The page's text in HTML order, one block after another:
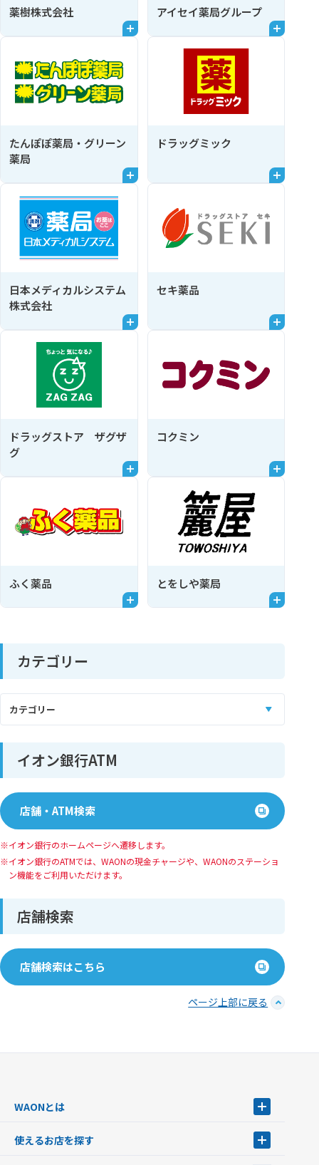
薬樹株式会社 アイセイ薬局グループ
たんぽぽ薬局・グリーン
薬局
ドラッグミック
日本メディカルシステム
株式会社
セキ薬品
ドラッグストア ザグザ
グ
コクミン
ふく薬品 とをしや薬局
カテゴリー
イオン銀行ATM
店舗・ATM検索
イオン銀行のホームページへ遷移します。
イオン銀⾏のATMでは、WAONの現⾦チャージや、WAONのステーショ
ン機能をご利⽤いただけます。
店舗検索
店舗検索はこちら
ページ上部に戻る
WAONとは
WAONを申込む
使えるお店を探す